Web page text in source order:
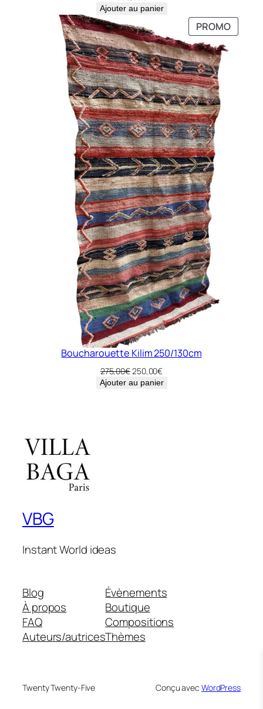
Ajouter au panier
PROMO
EN
PROMO
EN
Boucharouette Kilim 250/130cm
275,00€Le
prix
250,00€Le
prix
Ajouter au panier
VBG
Instant World ideas
Blog
À propos
FAQ
Auteurs/autrices
Évènements
Boutique
Compositions
Thèmes
Twenty Twenty-Five Conçu avec WordPress